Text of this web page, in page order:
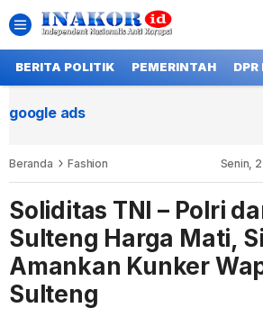
BERITA POLITIK PEMERINTAH DPR
google ads
Beranda Fashion Senin,
Soliditas TNI – Polri
Sulteng Harga Mati,
Amankan Kunker
Sulteng